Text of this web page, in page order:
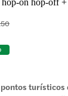
turísticos